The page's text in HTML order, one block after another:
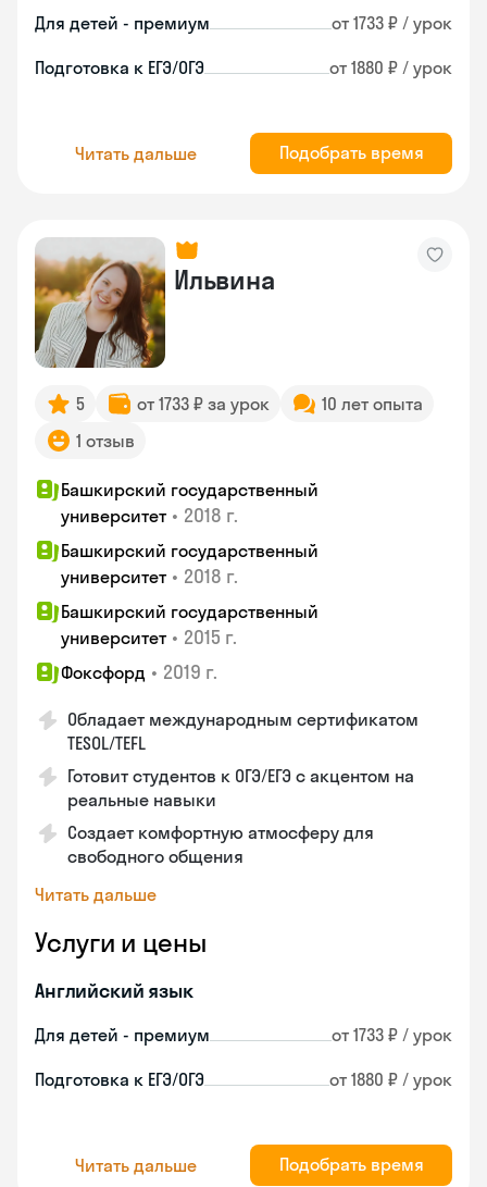
Для детей - премиум от 1733 ₽ / урок
Подготовка к ЕГЭ/ОГЭ от 1880 ₽ / урок
Читать дальше Подобрать время
Ильвина
5 от 1733 ₽ за урок
10 лет опыта
1 отзыв
Башкирский государственный
университет • 2018 г.
Башкирский государственный
университет • 2018 г.
Башкирский государственный
университет • 2015 г.
Фоксфорд • 2019 г.
Обладает международным сертификатом
TESOL/TEFL
Готовит студентов к ОГЭ/ЕГЭ с акцентом на
реальные навыки
Создает комфортную атмосферу для
свободного общения
Читать дальше
Услуги и цены
Английский язык
Для детей - премиум от 1733 ₽ / урок
Подготовка к ЕГЭ/ОГЭ от 1880 ₽ / урок
Читать дальше Подобрать время